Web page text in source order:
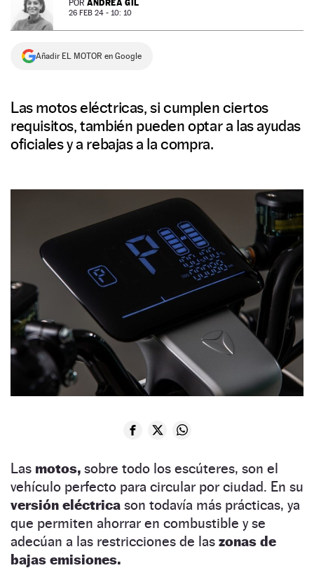
NEWSLETTER
SÍGUENOS
POR ANDREA GIL
26 FEB 24 - 10: 10
Añadir EL MOTOR en Google
Las motos eléctricas, si cumplen ciertos
requisitos, también pueden optar a las ayudas
oficiales y a rebajas a la compra.
Las motos, sobre todo los escúteres, son el
vehículo perfecto para circular por ciudad. En su
versión eléctrica son todavía más prácticas, ya
que permiten ahorrar en combustible y se
adecúan a las restricciones de las zonas de
bajas emisiones.